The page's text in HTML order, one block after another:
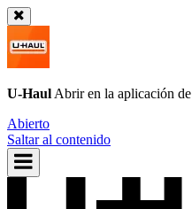
U-Haul Abrir en la aplicación de
Abierto
Saltar al contenido